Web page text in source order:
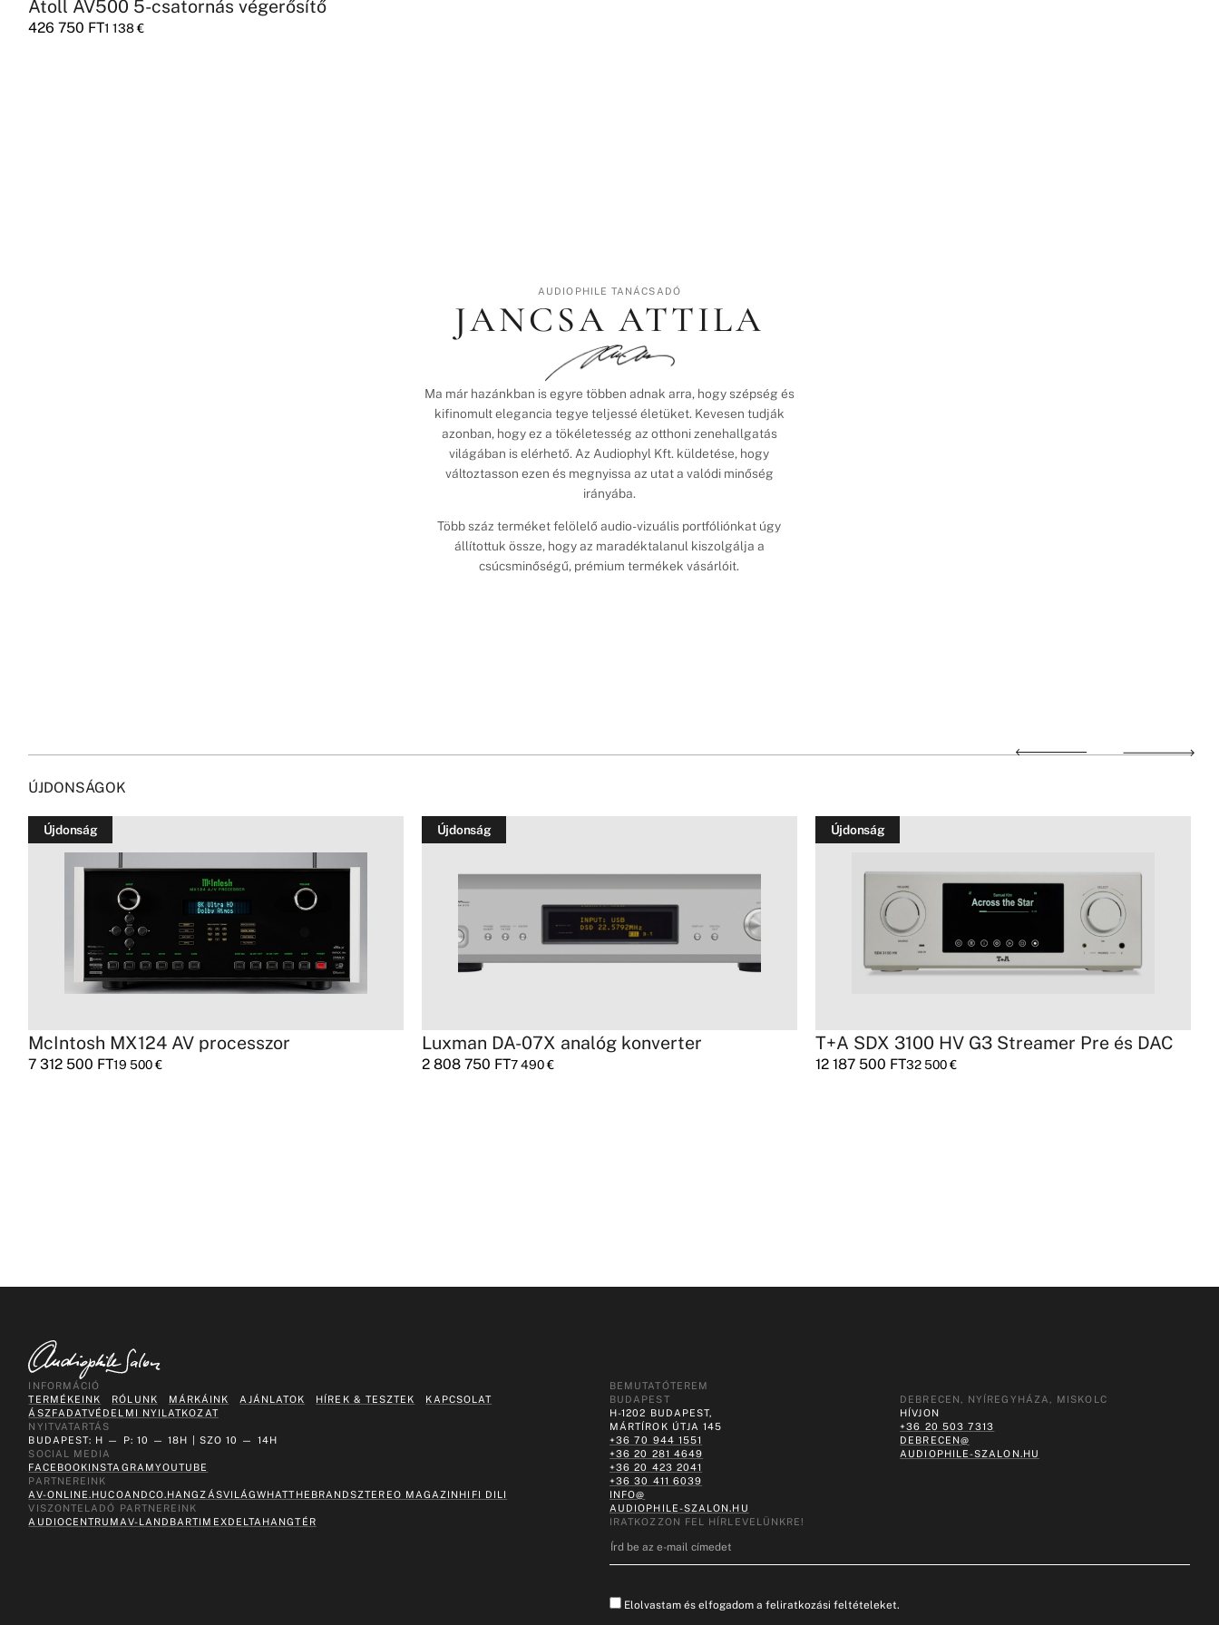
Atoll AV500 5-csatornás végerősítő
426 750 FT1 138€
AUDIOPHILE TANÁCSADÓ
JANCSA ATTILA
Ma már hazánkban is egyre többen adnak arra, hogy szépség és
kifinomult elegancia tegye teljessé életüket. Kevesen tudják
azonban, hogy ez a tökéletesség az otthoni zenehallgatás
világában is elérhető. Az Audiophyl Kft. küldetése, hogy
változtasson ezen és megnyissa az utat a valódi minőség
irányába.
Több száz terméket felölelő audio-vizuális portfóliónkat úgy
állítottuk össze, hogy az maradéktalanul kiszolgálja a
csúcsminőségű, prémium termékek vásárlóit.
ÚJDONSÁGOK
Újdonság
McIntosh MX124 AV processzor
7 312 500 FT19 500€
Újdonság
Luxman DA-07X analóg konverter
2 808 750 FT7 490€
Újdonság
T+A SDX 3100 HV G3 Streamer Pre és DAC
12 187 500 FT32 500€
INFORMÁCIÓ
TERMÉKEINK
RÓLUNK MÁRKÁINK AJÁNLATOK HÍREK & TESZTEK
KAPCSOLAT
ÁSZFADATVÉDELMI NYILATKOZAT
NYITVATARTÁS
BUDAPEST: H — P: 10 — 18H | SZO 10 — 14H
SOCIAL MEDIA
FACEBOOKINSTAGRAMYOUTUBE
PARTNEREINK
AV-ONLINE.HUCOANDCO.HANGZÁSVILÁGWHATTHEBRANDSZTEREO MAGAZIN HIFI DILI
VISZONTELADÓ PARTNEREINK
AUDIOCENTRUMAV-LAND BARTIMEXDELTA HANGTÉR
BEMUTATÓTEREM
BUDAPEST
H-1202 BUDAPEST,
MÁRTÍROK ÚTJA 145
+36 70 944 1551
+36 20 281 4649
+36 20 423 2041
+36 30 411 6039
INFO@
AUDIOPHILE-SZALON.HU
DEBRECEN, NYÍREGYHÁZA, MISKOLC
HÍVJON
+36 20 503 7313
DEBRECEN@
AUDIOPHILE-SZALON.HU
IRATKOZZON FEL HÍRLEVELÜNKRE!
Elolvastam és elfogadom a feliratkozási feltételeket.